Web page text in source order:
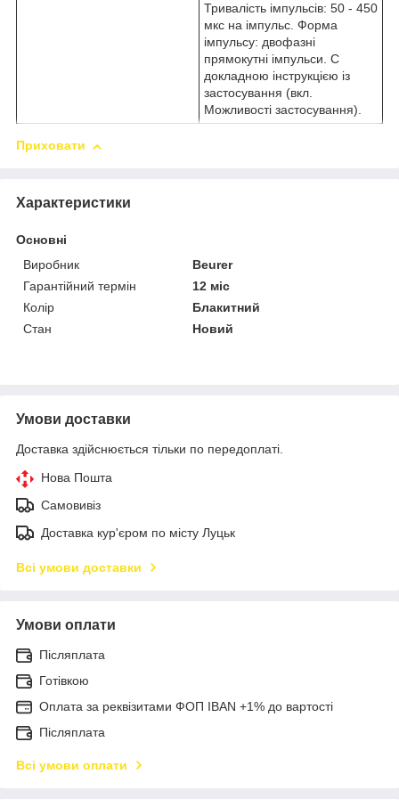
Тривалість імпульсів: 50 - 450
мкс на імпульс. Форма
імпульсу: двофазні
прямокутні імпульси. C
докладною інструкцією із
застосування (вкл.
Можливості застосування).
Приховати
Характеристики
Основні
Виробник
Beurer
Гарантійний термін
12 міс
Колір
Блакитний
Стан
Новий
Умови доставки
Доставка здійснюється тільки по передоплаті.
Нова Пошта
Самовивіз
Доставка кур'єром по місту Луцьк
Всі умови доставки
Умови оплати
Післяплата
Готівкою
Оплата за реквізитами ФОП IBAN +1% до вартості
Післяплата
Всі умови оплати